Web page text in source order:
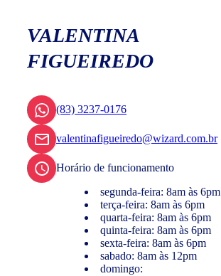
VALENTINA
FIGUEIREDO
(83) 3237-0176
valentinafigueiredo@wizard.com.br
Horário de funcionamento
segunda-feira: 8am às 6pm
terça-feira: 8am às 6pm
quarta-feira: 8am às 6pm
quinta-feira: 8am às 6pm
sexta-feira: 8am às 6pm
sabado: 8am às 12pm
domingo: